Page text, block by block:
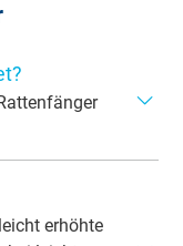
zu einem
erhöhte